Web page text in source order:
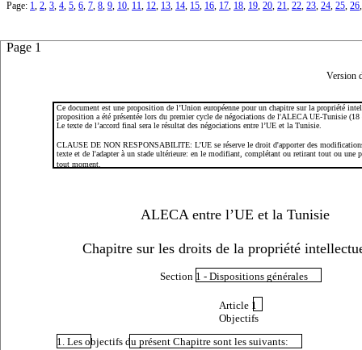
Page 1
Version
Ce document est une proposition de l’Union européenne pour un chapitre sur la propriété
proposition a été présentée lors du premier cycle de négociations de l'ALECA UE-Tunisie
Le texte de l’accord final sera le résultat des négociations entre l’UE et la Tunisie.
CLAUSE DE NON RESPONSABILITE: L’UE se réserve le droit d'apporter des
texte et de l'adapter à un stade ultérieure: en le modifiant, complétant ou retirant tout ou une
tout moment.
ALECA entre l’UE et la Tunisie
Chapitre sur les droits de la propriété
Section 1 - Dispositions générales
Article 1
Objectifs
1. Les objectifs du présent Chapitre sont les suivants:
Page: 1, 2, 3, 4, 5, 6, 7, 8, 9, 10, 11, 12, 13, 14, 15, 16, 17, 18, 19, 20, 21, 22, 23, 24, 25, 26